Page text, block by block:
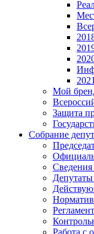
Мой
Защита
Собрание
Сведения
Работа с